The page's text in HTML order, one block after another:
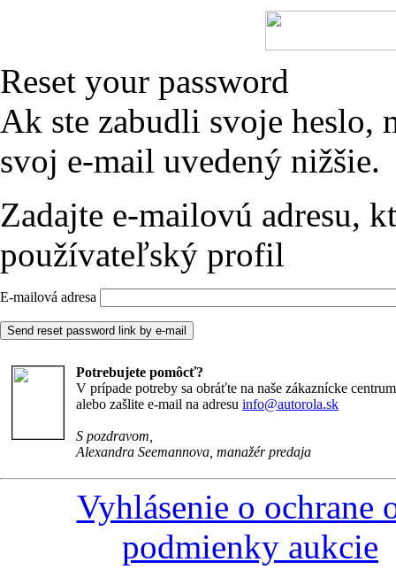
Reset your password
Ak ste zabudli svoje heslo,
svoj e-mail uvedený nižšie.
Zadajte e-mailovú adresu,
používateľský profil
E-mailová adresa
Potrebujete pomôcť?
V prípade potreby sa obráťte na naše zákaznícke
alebo zašlite e-mail na adresu info@autorola.sk
S pozdravom,
Alexandra Seemannova, manažér predaja
Vyhlásenie o ochrane
podmienky aukcie